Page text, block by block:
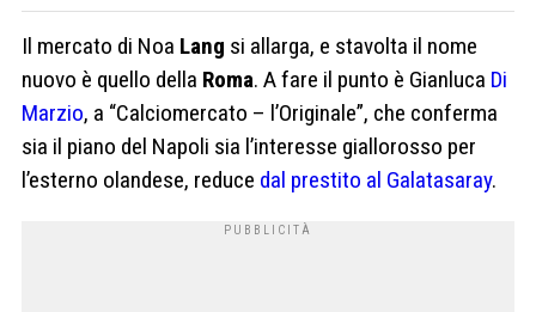
Il mercato di Noa Lang si allarga, e stavolta il nome
nuovo è quello della Roma. A fare il punto è Gianluca Di
Marzio, a “Calciomercato – l’Originale”, che conferma
sia il piano del Napoli sia l’interesse giallorosso per
l’esterno olandese, reduce dal prestito al Galatasaray.